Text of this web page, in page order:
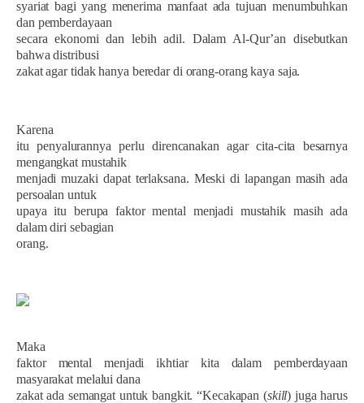
syariat bagi yang menerima manfaat ada tujuan menumbuhkan
dan pemberdayaan
secara ekonomi dan lebih adil. Dalam Al-Qur’an disebutkan
bahwa distribusi
zakat agar tidak hanya beredar di orang-orang kaya saja.
Karena
itu penyalurannya perlu direncanakan agar cita-cita besarnya
mengangkat mustahik
menjadi muzaki dapat terlaksana. Meski di lapangan masih ada
persoalan untuk
upaya itu berupa faktor mental menjadi mustahik masih ada
dalam diri sebagian
orang.
Maka
faktor mental menjadi ikhtiar kita dalam pemberdayaan
masyarakat melalui dana
zakat ada semangat untuk bangkit. “Kecakapan (skill) juga harus